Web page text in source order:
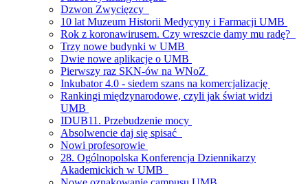
Dzwon Zwycięzcy
10 lat Muzeum Historii Medycyny i Farmacji UMB
Rok z koronawirusem. Czy wreszcie damy mu radę?
Trzy nowe budynki w UMB
Dwie nowe aplikacje o UMB
Pierwszy raz SKN-ów na WNoZ
Inkubator 4.0 - siedem szans na komercjalizację
Rankingi międzynarodowe, czyli jak świat widzi
UMB
IDUB11. Przebudzenie mocy
Absolwencie daj się spisać
Nowi profesorowie
28. Ogólnopolska Konferencja Dziennikarzy
Akademickich w UMB